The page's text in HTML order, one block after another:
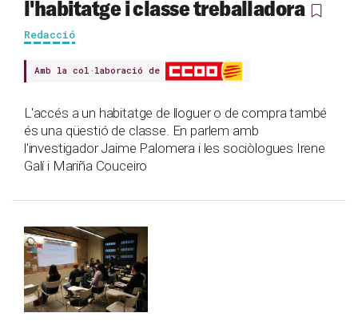
l'habitatge i classe treballadora
Redacció
Amb la col·laboració de
L'accés a un habitatge de lloguer o de compra també
és una qüestió de classe. En parlem amb
l'investigador Jaime Palomera i les sociòlogues Irene
Galí i Mariña Couceiro